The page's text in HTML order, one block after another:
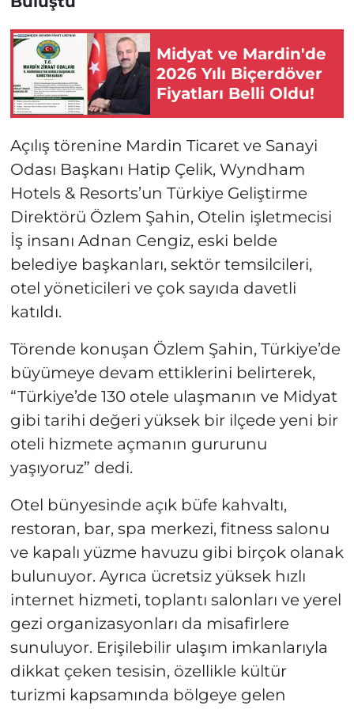
Midyat ve Mardin'de
2026 Yılı Biçerdöver
Fiyatları Belli Oldu!
Açılış törenine Mardin Ticaret ve Sanayi
Odası Başkanı Hatip Çelik, Wyndham
Hotels & Resorts’un Türkiye Geliştirme
Direktörü Özlem Şahin, Otelin işletmecisi
İş insanı Adnan Cengiz, eski belde
belediye başkanları, sektör temsilcileri,
otel yöneticileri ve çok sayıda davetli
katıldı.
Törende konuşan Özlem Şahin, Türkiye’de
büyümeye devam ettiklerini belirterek,
“Türkiye’de 130 otele ulaşmanın ve Midyat
gibi tarihi değeri yüksek bir ilçede yeni bir
oteli hizmete açmanın gururunu
yaşıyoruz” dedi.
Otel bünyesinde açık büfe kahvaltı,
restoran, bar, spa merkezi, fitness salonu
ve kapalı yüzme havuzu gibi birçok olanak
bulunuyor. Ayrıca ücretsiz yüksek hızlı
internet hizmeti, toplantı salonları ve yerel
gezi organizasyonları da misafirlere
sunuluyor. Erişilebilir ulaşım imkanlarıyla
dikkat çeken tesisin, özellikle kültür
turizmi kapsamında bölgeye gelen